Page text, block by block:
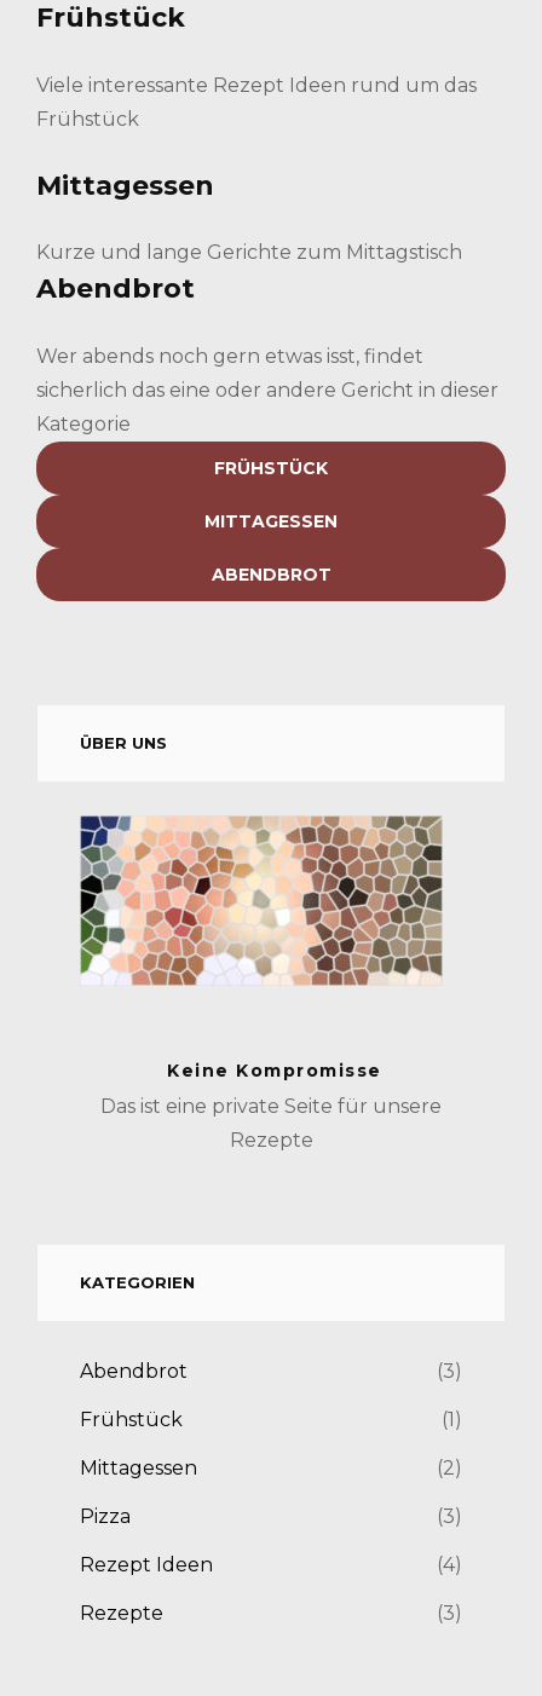
Frühstück
Viele interessante Rezept Ideen rund um das
Frühstück
Mittagessen
Kurze und lange Gerichte zum Mittagstisch
Abendbrot
Wer abends noch gern etwas isst, findet
sicherlich das eine oder andere Gericht in dieser
Kategorie
FRÜHSTÜCK
MITTAGESSEN
ABENDBROT
ÜBER UNS
Keine Kompromisse
Das ist eine private Seite für unsere
Rezepte
KATEGORIEN
Abendbrot (3)
Frühstück (1)
Mittagessen (2)
Pizza (3)
Rezept Ideen (4)
Rezepte (3)